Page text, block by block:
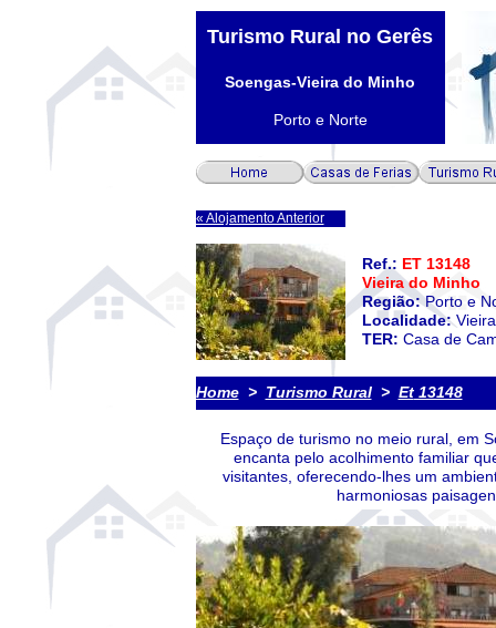
Home> Turismo Rural> Et13148
Turismo Rural no Gerês
Soengas-Vieira do Minho
Porto e Norte
« Alojamento Anterior
Espaço de turismo no meio rural, em
encanta pelo acolhimento familiar
visitantes, oferecendo-lhes um
harmoniosas
Ref.: ET 13148
Vieira do Minho
Região:Porto e
Localidade:
TER: Casa de